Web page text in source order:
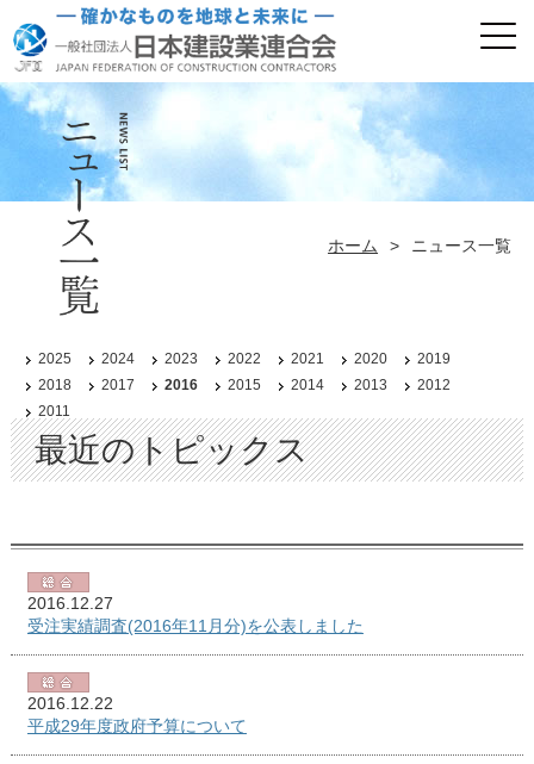
ホーム > ニュース一覧
最近のトピックス
2016.12.27
受注実績調査(2016年11月分)を公表しました
2016.12.22
平成29年度政府予算について
2025 2024 2023 2022 2021 2020
2019
2018
2017 2016 2015 2014 2013
2012
2011